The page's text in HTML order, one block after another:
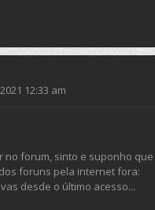
12:33 am
forum, sinto e suponho
foruns pela internet fora:
desde o último acesso...